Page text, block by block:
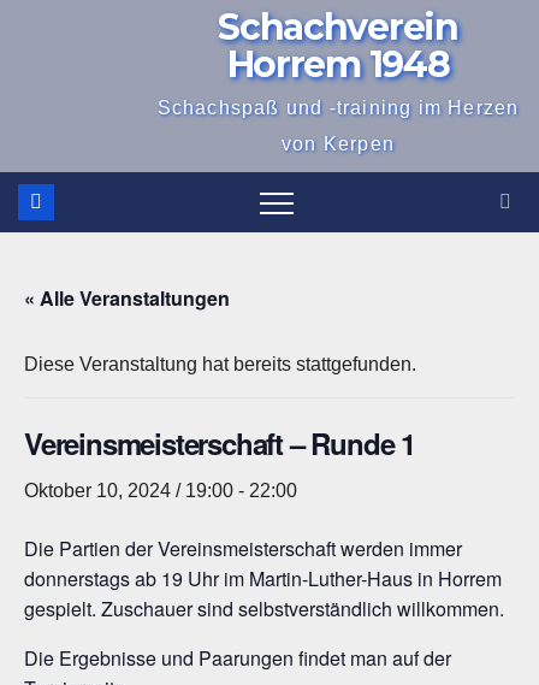
Schachverein
Horrem 1948
Schachspaß und -training im Herzen
von Kerpen
« Alle Veranstaltungen
Diese Veranstaltung hat bereits stattgefunden.
Vereinsmeisterschaft – Runde 1
Oktober 10, 2024 / 19:00 - 22:00
Die Partien der Vereinsmeisterschaft werden immer
donnerstags ab 19 Uhr im Martin-Luther-Haus in Horrem
gespielt. Zuschauer sind selbstverständlich willkommen.
Die Ergebnisse und Paarungen findet man auf der